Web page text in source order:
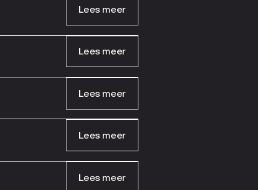
Lees meer
Lees meer
Lees meer
Lees meer
Lees meer